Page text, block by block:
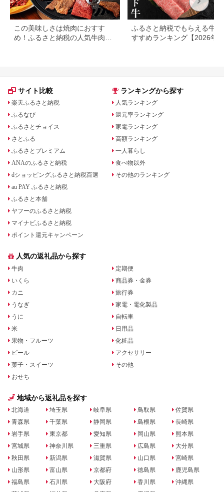
この美味しさは焼肉におすす
め！ふるさと納税の人気牛肉還
ふるさと納税でもらえる牛肉
すすめランキング【2026年
サイト比較
楽天ふるさと納税
ふるなび
ふるさとチョイス
さとふる
ふるさとプレミアム
ANAのふるさと納税
dショッピングふるさと納税百選
au PAY ふるさと納税
ふるさと本舗
ヤフーのふるさと納税
マイナビふるさと納税
ポイント還元キャンペーン
ランキングから探す
人気ランキング
還元率ランキング
家電ランキング
高額ランキング
一人暮らし
食べ物以外
その他のランキング
人気の返礼品から探す
牛肉
いくら
カニ
うなぎ
うに
米
果物・フルーツ
ビール
菓子・スイーツ
おせち
定期便
商品券・金券
旅行券
家電・電化製品
自転車
日用品
化粧品
アクセサリー
その他
地域から返礼品を探す
北海道
青森県
岩手県
宮城県
秋田県
山形県
福島県
埼玉県
千葉県
東京都
神奈川県
新潟県
富山県
石川県
岐阜県
静岡県
愛知県
三重県
滋賀県
京都府
大阪府
鳥取県
島根県
岡山県
広島県
山口県
徳島県
香川県
佐賀県
長崎県
熊本県
大分県
宮崎県
鹿児島県
沖縄県